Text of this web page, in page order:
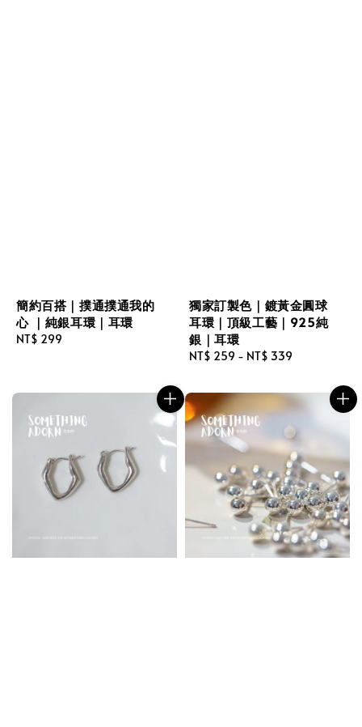
簡約百搭｜撲通撲通我的
心 ｜純銀耳環｜耳環
Regular
NT$ 299
獨家訂製色｜鍍黃金圓球
耳環｜頂級工藝｜925純
銀｜耳環
Regular
NT$ 259 - NT$ 339